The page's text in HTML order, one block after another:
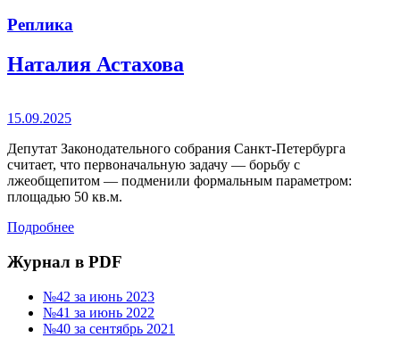
Реплика
Наталия Астахова
15.09.2025
Депутат Законодательного собрания Санкт-Петербурга
считает, что первоначальную задачу — борьбу с
лжеобщепитом — подменили формальным параметром:
площадью 50 кв.м.
Подробнее
Журнал в PDF
№42 за июнь 2023
№41 за июнь 2022
№40 за сентябрь 2021